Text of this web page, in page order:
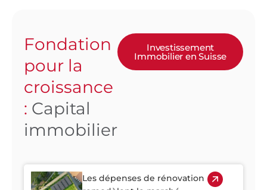
Fondation
pour la
croissance
: Capital
immobilier
Investissement
Immobilier en Suisse
Les dépenses de rénovation